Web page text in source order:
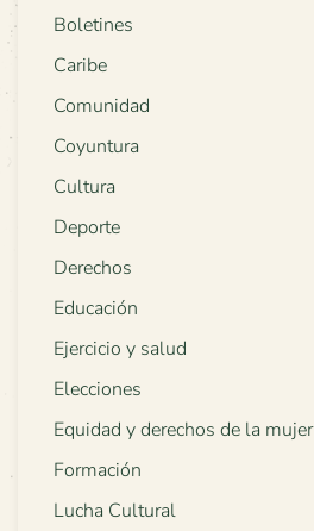
Boletines
Caribe
Comunidad
Coyuntura
Cultura
Deporte
Derechos
Educación
Ejercicio y salud
Elecciones
Equidad y derechos de la mujer
Formación
Lucha Cultural